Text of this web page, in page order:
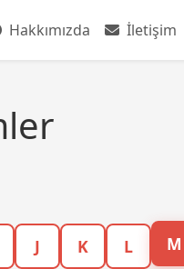
Hakkımızda İletişim
J K L M